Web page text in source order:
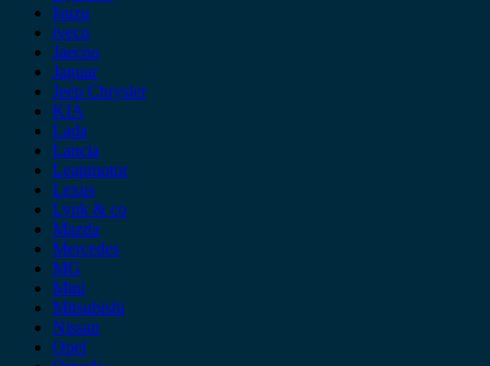
Isuzu
iveco
Jaecoo
Jaguar
Jeep Chrysler
KIA
Lada
Lancia
Leapmotor
Lexus
Lynk & co
Mazda
Mercedes
MG
Mini
Mitsubishi
Nissan
Opel